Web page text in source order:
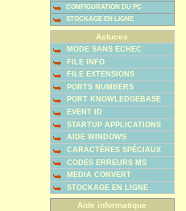
CONFIGURATION DU PC
STOCKAGE EN LIGNE
Astuces
MODE SANS ECHEC
FILE INFO
FILE EXTENSIONS
PORTS NUMBERS
PORT KNOWLEDGEBASE
EVENT ID
STARTUP APPLICATIONS
AIDE WINDOWS
CARACTÈRES SPÉCIAUX
CODES ERREURS MS
MEDIA CONVERT
STOCKAGE EN LIGNE
Aide informatique